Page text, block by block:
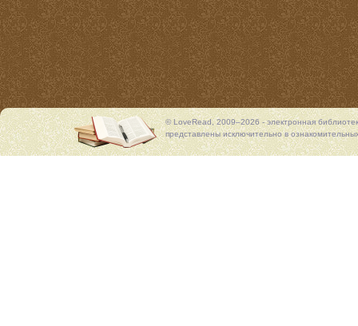
© LoveRead, 2009–2026 - электронная
представлены исключительно в